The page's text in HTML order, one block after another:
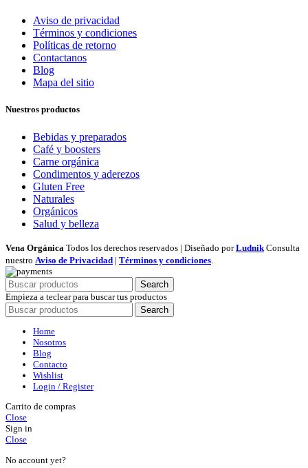
Aviso de privacidad
Términos y condiciones
Políticas de retorno
Contactanos
Blog
Mapa del sitio
Nuestros productos
Bebidas y preparados
Café y boosters
Carne orgánica
Condimentos y aderezos
Gluten Free
Naturales
Orgánicos
Salud y belleza
Vena Orgánica Todos los derechos reservados | Diseñado porLudnik Consulta
nuestro Aviso de Privacidad | Términos y condiciones
Search
Empieza a teclear para buscar tus productos
Search
Home
Nosotros
Blog
Contacto
Wishlist
Login / Register
Carrito de compras
Close
Sign in
Close
No account yet?